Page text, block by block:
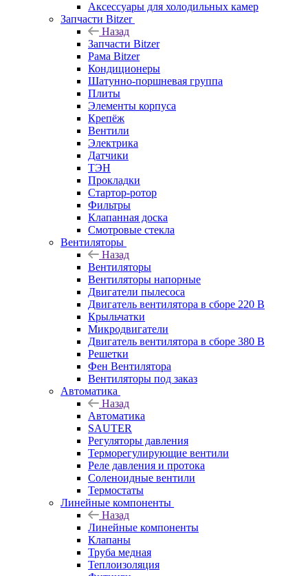
Аксессуары для холодильных камер
Запчасти Bitzer
Назад
Запчасти Bitzer
Рама Bitzer
Кондиционеры
Шатунно-поршневая группа
Плиты
Элементы корпуса
Крепёж
Вентили
Электрика
Датчики
ТЭН
Прокладки
Стартор-ротор
Фильтры
Клапанная доска
Смотровые стекла
Вентиляторы
Назад
Вентиляторы
Вентиляторы напорные
Двигатели пылесоса
Двигатель вентилятора в сборе 220 В
Крыльчатки
Микродвигатели
Двигатель вентилятора в сборе 380 В
Решетки
Фен Вентилятора
Вентиляторы под заказ
Автоматика
Назад
Автоматика
SAUTER
Регуляторы давления
Терморегулирующие вентили
Реле давления и протока
Соленоидные вентили
Термостаты
Линейные компоненты
Назад
Линейные компоненты
Клапаны
Труба медная
Теплоизоляция